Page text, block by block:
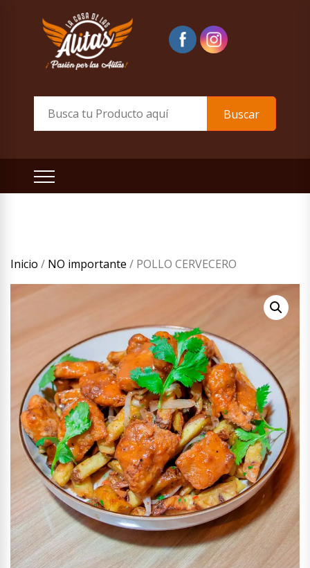
Buscar
Inicio / NO importante / POLLO CERVECERO